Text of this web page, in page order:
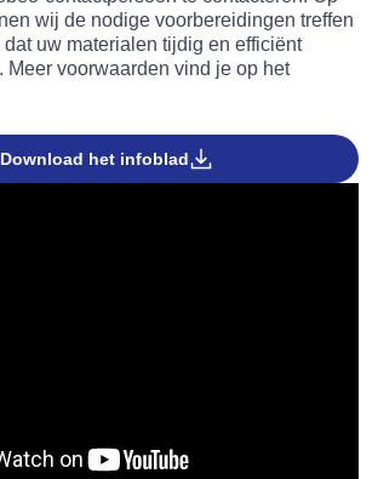
wij de nodige voorbereidingen treffen
uw materialen tijdig en efficiënt
Meer voorwaarden vind je op het
Download het infoblad